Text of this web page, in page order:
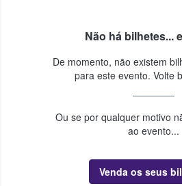
Não há bilhetes...
De momento, não existem
para este evento. Volte
Ou se por qualquer motivo
ao evento...
Venda os seus